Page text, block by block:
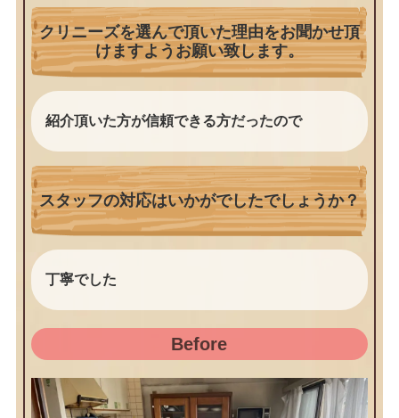
クリニーズを選んで頂いた理由をお聞かせ頂
けますようお願い致します。
紹介頂いた方が信頼できる方だったので
スタッフの対応はいかがでしたでしょうか？
丁寧でした
Before